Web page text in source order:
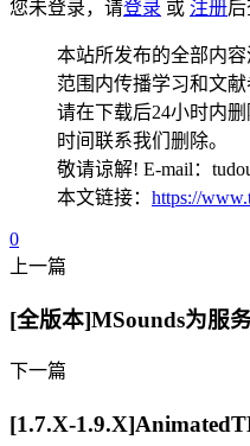
您未登录，请登录 或 注册
本站所发布的全部内
范围内传播学习和文献
请在下载后24小时内
时间联系我们删除。
敬请谅解! E-mail：
本文链接： https://
0
上一篇
[全版本]MSounds为服
下一篇
[1.7.X-